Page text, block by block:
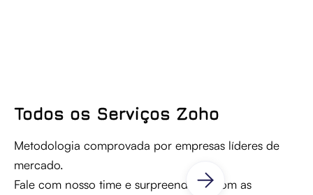
Todos os Serviços Zoho
Metodologia comprovada por empresas líderes de
mercado.
Fale com nosso time e surpreenda-se com as